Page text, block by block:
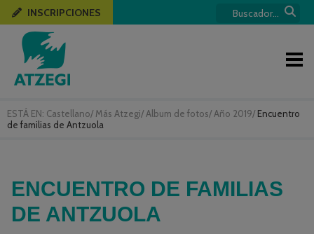
ESTÁ EN: Castellano/ Más Atzegi/ Album de fotos/ Año 2019/ Encuentro
de familias de Antzuola
INSCRIPCIONES
ENCUENTRO DE FAMILIAS
DE ANTZUOLA